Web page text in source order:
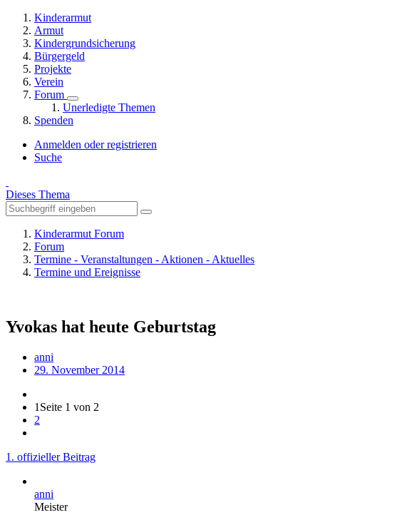
Kinderarmut
Armut
Kindergrundsicherung
Bürgergeld
Projekte
Verein
Forum
Unerledigte Themen
Spenden
Anmelden oder registrieren
Suche
Dieses Thema
Kinderarmut Forum
Forum
Termine - Veranstaltungen - Aktionen - Aktuelles
Termine und Ereignisse
Yvokas hat heute Geburtstag
anni
29. November 2014
1 Seite 1 von 2
2
1. offizieller Beitrag
anni
Meister